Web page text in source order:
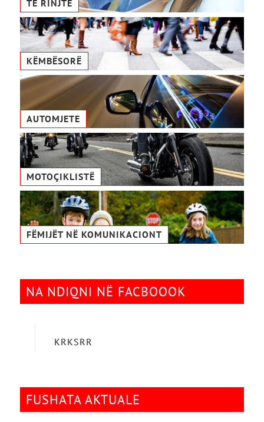
TË RINJTË
KËMBËSORË
AUTOMJETE
MOTOÇIKLISTË
FËMIJËT NË KOMUNIKACIONТ
NA NDIQNI NË FACBOOOK
KRKSRR
FUSHATA AKTUALE